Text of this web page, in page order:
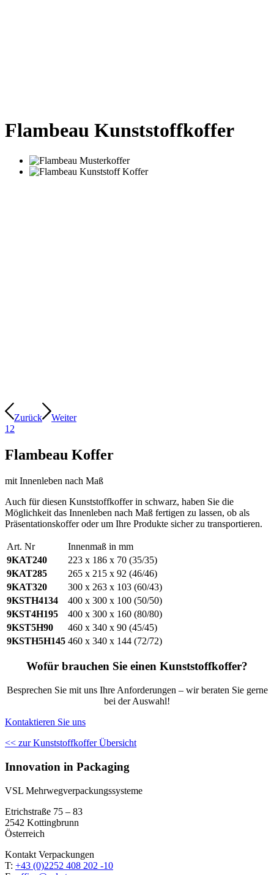
Flambeau Kunststoffkoffer
Zurück
Weiter
1 2
Flambeau Koffer
mit Innenleben nach Maß
Auch für diesen Kunststoffkoffer in schwarz, haben Sie die
Möglichkeit das Innenleben nach Maß fertigen zu lassen, ob als
Präsentationskoffer oder um Ihre Produkte sicher zu transportieren.
Art. Nr
Innenmaß in mm
9KAT240
223 x 186 x 70 (35/35)
9KAT285
265 x 215 x 92 (46/46)
9KAT320
300 x 263 x 103 (60/43)
9KSTH4134
400 x 300 x 100 (50/50)
9KST4H195
400 x 300 x 160 (80/80)
9KST5H90
460 x 340 x 90 (45/45)
9KSTH5H145 460 x 340 x 144 (72/72)
Wofür brauchen Sie einen Kunststoffkoffer?
Besprechen Sie mit uns Ihre Anforderungen – wir beraten Sie gerne
bei der Auswahl!
Kontaktieren Sie uns
<< zur Kunststoffkoffer Übersicht
Innovation in Packaging
VSL Mehrweg­verpackungssysteme
Etrichstraße 75 – 83
2542 Kottingbrunn
Österreich
Kontakt Verpackungen
T: +43 (0)2252 408 202 -10